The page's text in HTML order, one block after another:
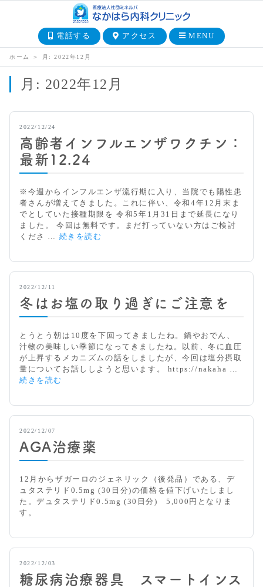
電話する アクセス MENU
ホーム ＞ 月:2022年12月
月: 2022年12月
2022/12/24
高齢者インフルエンザワクチン：
最新12.24
※今週からインフルエンザ流行期に入り、当院でも陽性患
者さんが増えてきました。これに伴い、令和4年12月末ま
でとしていた接種期限を 令和5年1月31日まで延長になり
ました。 今回は無料です。まだ打っていない方はご検討
くださ … 続きを読む
イ
ル
ザ
ワ
ク
チ
新
1
2022/12/11
冬はお塩の取り過ぎにご注意を
とうとう朝は10度を下回ってきましたね。鍋やおでん、
汁物の美味しい季節になってきましたね。以前、冬に血圧
が上昇するメカニズムの話をしましたが、今回は塩分摂取
量についてお話ししようと思います。 https://nakaha …
続きを読む
塩
り
に
ご
注
2022/12/07
AGA治療薬
12月からザガーロのジェネリック（後発品）である、デ
ュタステリド0.5mg (30日分)の価格を値下げいたしまし
た。デュタステリド0.5mg (30日分) 5,000円となりま
す。
2022/12/03
糖尿病治療器具 スマートインス